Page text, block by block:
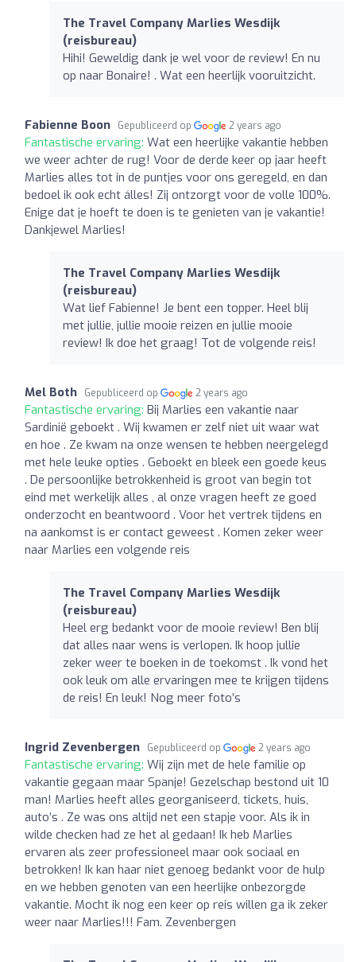
The Travel Company Marlies Wesdijk
(reisbureau)
Hihi! Geweldig dank je wel voor de review! En nu
op naar Bonaire! . Wat een heerlijk vooruitzicht.
Fabienne Boon Gepubliceerd op 2 years ago
Fantastische ervaring: Wat een heerlijke vakantie hebben
we weer achter de rug! Voor de derde keer op jaar heeft
Marlies alles tot in de puntjes voor ons geregeld, en dan
bedoel ik ook echt álles! Zij ontzorgt voor de volle 100%.
Enige dat je hoeft te doen is te genieten van je vakantie!
Dankjewel Marlies!
The Travel Company Marlies Wesdijk
(reisbureau)
Wat lief Fabienne! Je bent een topper. Heel blij
met jullie, jullie mooie reizen en jullie mooie
review! Ik doe het graag! Tot de volgende reis!
Mel Both Gepubliceerd op 2 years ago
Fantastische ervaring: Bij Marlies een vakantie naar
Sardinië geboekt . Wij kwamen er zelf niet uit waar wat
en hoe . Ze kwam na onze wensen te hebben neergelegd
met hele leuke opties . Geboekt en bleek een goede keus
. De persoonlijke betrokkenheid is groot van begin tot
eind met werkelijk alles , al onze vragen heeft ze goed
onderzocht en beantwoord . Voor het vertrek tijdens en
na aankomst is er contact geweest . Komen zeker weer
naar Marlies een volgende reis
The Travel Company Marlies Wesdijk
(reisbureau)
Heel erg bedankt voor de mooie review! Ben blij
dat alles naar wens is verlopen. Ik hoop jullie
zeker weer te boeken in de toekomst . Ik vond het
ook leuk om alle ervaringen mee te krijgen tijdens
de reis! En leuk! Nog meer foto’s
Ingrid Zevenbergen Gepubliceerd op 2 years ago
Fantastische ervaring: Wij zijn met de hele familie op
vakantie gegaan maar Spanje! Gezelschap bestond uit 10
man! Marlies heeft alles georganiseerd, tickets, huis,
auto’s . Ze was ons altijd net een stapje voor. Als ik in
wilde checken had ze het al gedaan! Ik heb Marlies
ervaren als zeer professioneel maar ook sociaal en
betrokken! Ik kan haar niet genoeg bedankt voor de hulp
en we hebben genoten van een heerlijke onbezorgde
vakantie. Mocht ik nog een keer op reis willen ga ik zeker
weer naar Marlies!!! Fam. Zevenbergen